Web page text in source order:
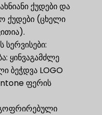
ქუდები და
ქუდები (ცხელი
ყინვაგამძლე
ბეჭდვა LOGO
ფერის